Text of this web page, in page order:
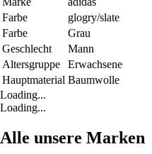
Farbe
glogry/slate
Farbe
Grau
Geschlecht
Mann
Altersgruppe
Erwachsene
Hauptmaterial Baumwolle
Loading...
Loading...
Alle unsere Marken